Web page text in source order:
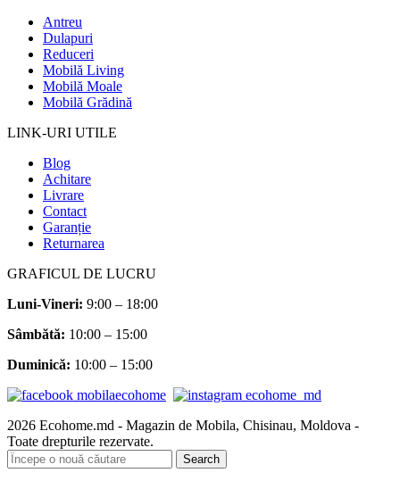
Antreu
Dulapuri
Reduceri
Mobilă Living
Mobilă Moale
Mobilă Grădină
LINK-URI UTILE
Blog
Achitare
Livrare
Contact
Garanție
Returnarea
GRAFICUL DE LUCRU
Luni-Vineri: 9:00 – 18:00
Sâmbătă: 10:00 – 15:00
Duminică: 10:00 – 15:00
2026 Ecohome.md - Magazin de Mobila, Chisinau, Moldova -
Toate drepturile rezervate.
Search